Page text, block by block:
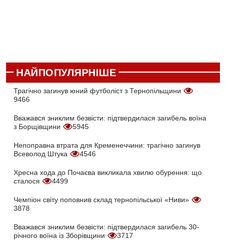
НАЙПОПУЛЯРНІШЕ
Трагічно загинув юний футболіст з Тернопільщини
9466
Вважався зниклим безвісти: підтвердилася загибель воїна
з Борщівщини
5945
Непоправна втрата для Кременеччини: трагічно загинув
Всеволод Штука
4546
Хресна хода до Почаєва викликала хвилю обурення: що
сталося
4499
Чемпіон світу поповнив склад тернопільської «Ниви»
3878
Вважався зниклим безвісти: підтвердилася загибель 30-
річного воїна із Зборівщини
3717